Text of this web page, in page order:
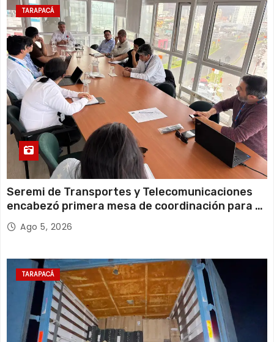
Jueves 21°C 18°C
14 de agosto
Viernes 21°C 18°C
TARAPACÁ
Seremi de Transportes y Telecomunicaciones
encabezó primera mesa de coordinación para el
retiro de cables en desuso en Iquique
Ago 5, 2026
TARAPACÁ